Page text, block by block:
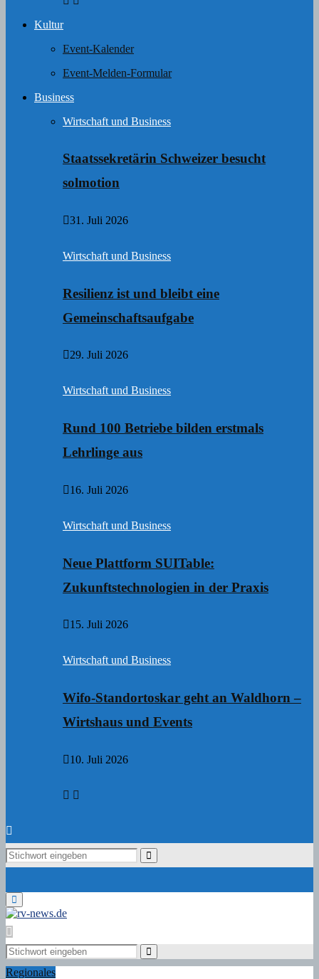
Kultur
Event-Kalender
Event-Melden-Formular
Business
Wirtschaft und Business
Staatssekretärin Schweizer besucht
solmotion
31. Juli 2026
Wirtschaft und Business
Resilienz ist und bleibt eine
Gemeinschaftsaufgabe
29. Juli 2026
Wirtschaft und Business
Rund 100 Betriebe bilden erstmals
Lehrlinge aus
16. Juli 2026
Wirtschaft und Business
Neue Plattform SUITable:
Zukunftstechnologien in der Praxis
15. Juli 2026
Wirtschaft und Business
Wifo-Standortoskar geht an Waldhorn –
Wirtshaus und Events
10. Juli 2026
Search
Search
Primary
Menu
Search
for:
Search
Regionales